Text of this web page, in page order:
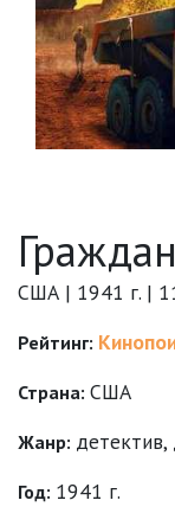
США | 1941 г. |
Рейтинг:
Страна: США
Жанр: детектив,
Год: 1941 г.